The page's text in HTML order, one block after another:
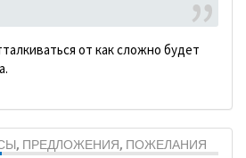
от как сложно будет
ПРЕДЛОЖЕНИЯ, ПОЖЕЛАНИЯ